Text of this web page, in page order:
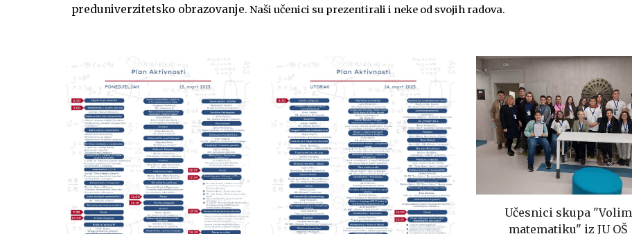
preduniverzitetsko obrazovanje. Naši učenici su prezentirali i neke od svojih radova.
Učesnici skupa "Volim
matematiku" iz JU OŠ